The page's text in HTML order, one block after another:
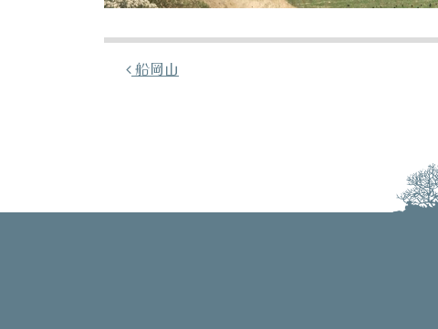
投稿ナビゲーション
船岡山